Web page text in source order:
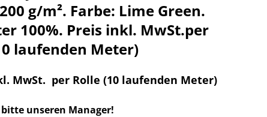
g/m². Farbe: Lime Green.
100%. Preis inkl. MwSt.per
laufenden Meter)
MwSt. per Rolle (10 laufenden Meter)
bitte unseren Manager!